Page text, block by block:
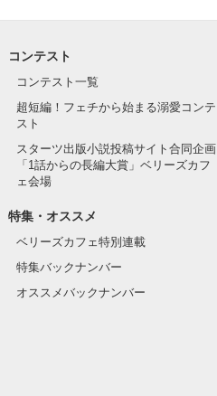
コンテスト
コンテスト一覧
超短編！フェチから始まる溺愛コンテ
スト
スターツ出版小説投稿サイト合同企画
「1話からの長編大賞」ベリーズカフ
ェ会場
特集・オススメ
ベリーズカフェ特別連載
特集バックナンバー
オススメバックナンバー